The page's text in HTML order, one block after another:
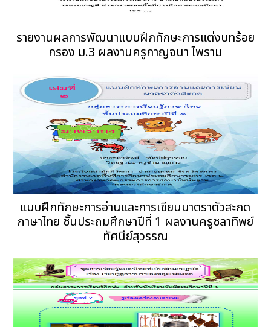
รายงานผลการพัฒนาแบบฝึกทักษะการแต่งบทร้อย
กรอง ม.3 ผลงานครูกาญจนา ไพราม
แบบฝึกทักษะการอ่านและการเขียนมาตราตัวสะกด
ภาษาไทย ชั้นประถมศึกษาปีที่ 1 ผลงานครูชลาทิพย์
ทัศนีย์สุวรรณ